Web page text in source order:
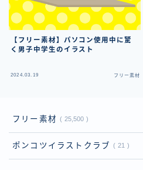
【フリー素材】パソコン使用中に驚
く男子中学生のイラスト
2024.03.19 フリー素材
フリー素材 25,500
ポンコツイラストクラブ 21